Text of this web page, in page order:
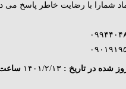
شمارا با رضایت خاطر پاسخ می
شده در تاریخ :۱۴۰۱/۲/۱۳